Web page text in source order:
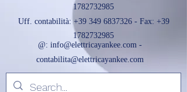
1782732985
Uff. contabilità: +39 349 6837326 - Fax: +39
1782732985
@: info@elettricayankee.com -
contabilita@elettricayankee.com